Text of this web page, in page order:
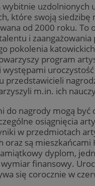
uzdolnionych
które swoją siedzibę
od 2000 roku. To
i
pokolenia
program
przedstawicieli
m.in. ich
do nagrody mogą być
osiągnięcia
w przedmiotach
oraz są mieszkańcami
dyplom,
finansowy.
się corocznie w